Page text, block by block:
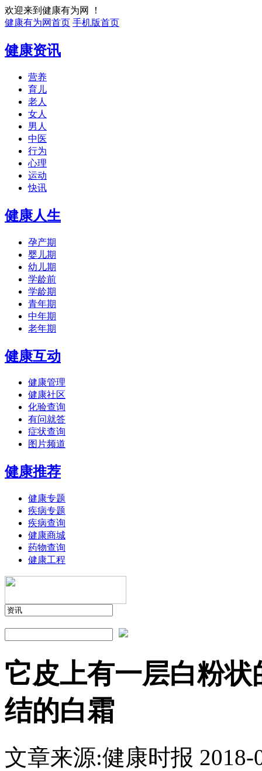
欢迎来到健康有为网 ！
健康有为网首页 手机版首页
健康资讯
营养
育儿
老人
女人
男人
中医
行为
心理
运动
快讯
健康人生
孕产期
婴儿期
幼儿期
学龄前
学龄期
青年期
中年期
老年期
健康互动
健康管理
健康社区
化验查询
有问就答
症状查询
图片频道
健康推荐
健康专题
疾病专题
疾病查询
健康商城
药物查询
健康工程
它皮上有一层白粉
结的白霜
文章来源:健康时报 2018-